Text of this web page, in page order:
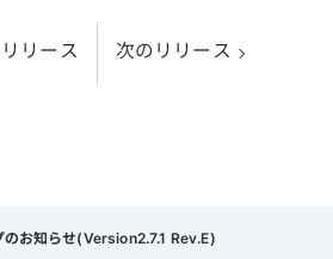
リース 次のリリース
お知らせ(Version2.7.1 Rev.E)